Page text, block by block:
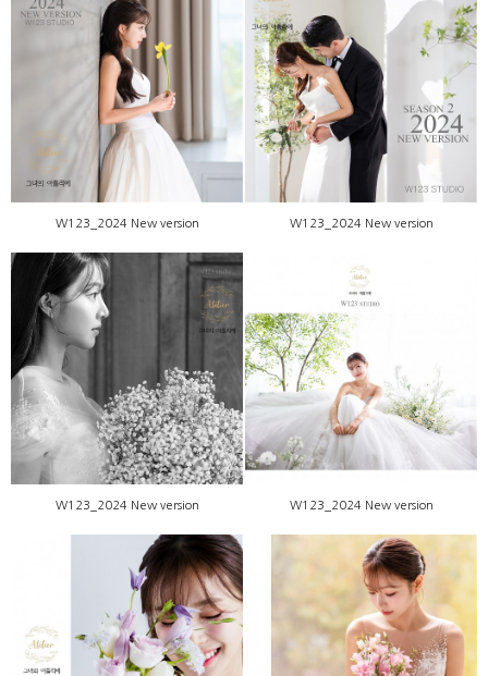
W123_2024 New version
W123_2024 New version
W123_2024 New version
W123_2024 New version
W123_2024 New version
W123_2024 New version
W123_2024 New version
W123_2024 New version
W123_2024 New version W123_2024 New version